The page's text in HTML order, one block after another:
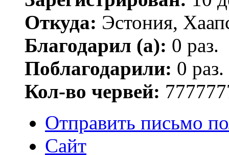
Откуда: Эстония,
Благодарил (а): 0 раз.
Поблагодарили: 0 раз.
Кол-во червей:
Отправить письмо
Сайт